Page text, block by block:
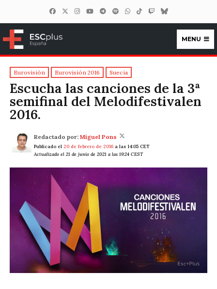
ESCplus España
MENU
Eurovisión Eurovisión 2016 Suecia
Escucha las canciones de la 3ª
semifinal del Melodifestivalen
2016.
Redactado por: Miguel Pons
Publicado el 20 de febrero de 2016 a las 14:05 CET
Actualizado el 21 de junio de 2021 a las 19:24 CEST